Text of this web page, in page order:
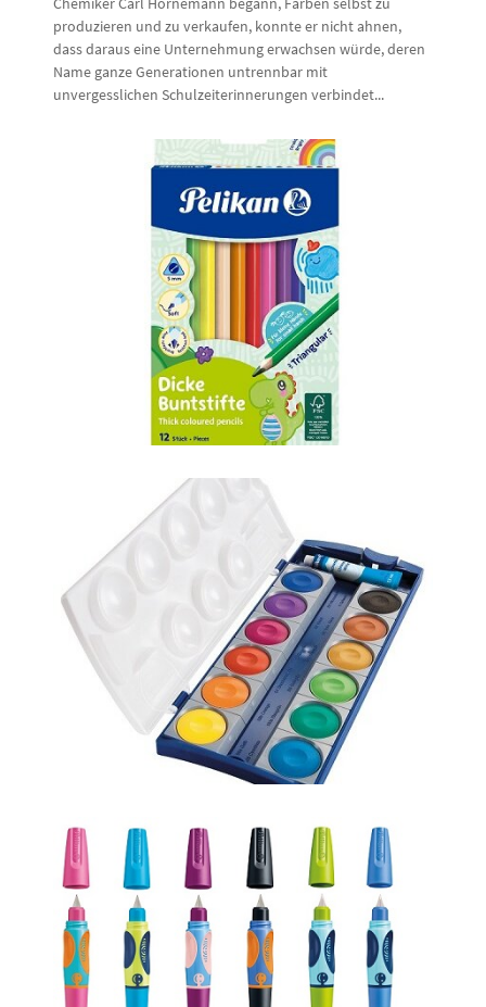
produzieren und zu verkaufen, konnte er nicht ahnen,
dass daraus eine Unternehmung erwachsen würde, deren
Name ganze Generationen untrennbar mit
unvergesslichen Schulzeiterinnerungen verbindet...